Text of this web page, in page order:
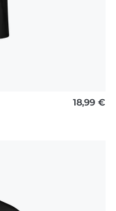
18,99 €